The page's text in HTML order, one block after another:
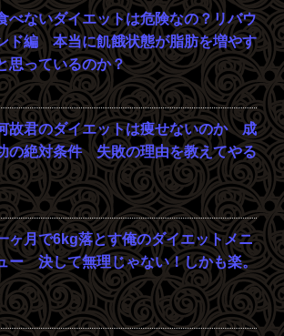
べないダイエットは危険なの？リバウ
ド編 本当に飢餓状態が脂肪を増やす
思っているのか？
故君のダイエットは痩せないのか 成
の絶対条件 失敗の理由を教えてやる
ヶ月で6kg落とす俺のダイエットメニ
ー 決して無理じゃない！しかも楽。